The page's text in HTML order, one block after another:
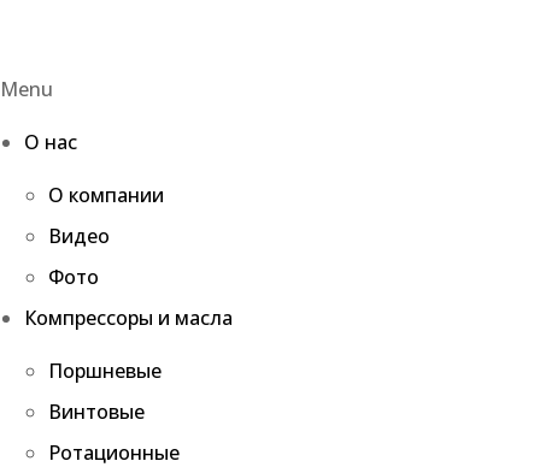
Menu
О нас
О компании
Видео
Фото
Компрессоры и масла
Поршневые
Винтовые
Ротационные